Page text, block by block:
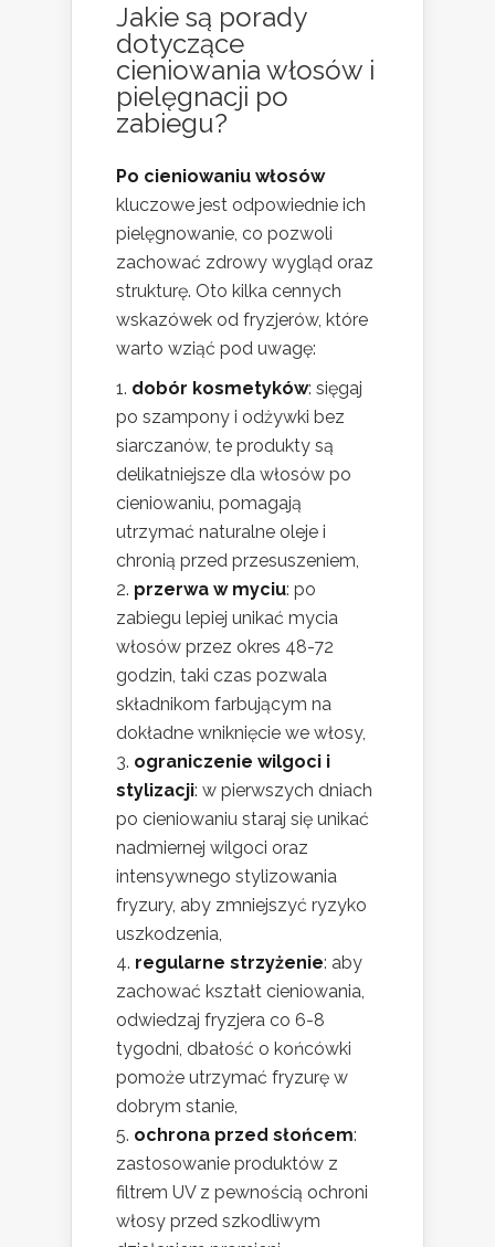
Jakie są porady
dotyczące
cieniowania włosów i
pielęgnacji po
zabiegu?
Po cieniowaniu włosów
kluczowe jest odpowiednie ich
pielęgnowanie, co pozwoli
zachować zdrowy wygląd oraz
strukturę. Oto kilka cennych
wskazówek od fryzjerów, które
warto wziąć pod uwagę:
dobór kosmetyków: sięgaj
po szampony i odżywki bez
siarczanów, te produkty są
delikatniejsze dla włosów po
cieniowaniu, pomagają
utrzymać naturalne oleje i
chronią przed przesuszeniem,
przerwa w myciu: po
zabiegu lepiej unikać mycia
włosów przez okres 48-72
godzin, taki czas pozwala
składnikom farbującym na
dokładne wniknięcie we włosy,
ograniczenie wilgoci i
stylizacji: w pierwszych dniach
po cieniowaniu staraj się unikać
nadmiernej wilgoci oraz
intensywnego stylizowania
fryzury, aby zmniejszyć ryzyko
uszkodzenia,
regularne strzyżenie: aby
zachować kształt cieniowania,
odwiedzaj fryzjera co 6-8
tygodni, dbałość o końcówki
pomoże utrzymać fryzurę w
dobrym stanie,
ochrona przed słońcem:
zastosowanie produktów z
filtrem UV z pewnością ochroni
włosy przed szkodliwym